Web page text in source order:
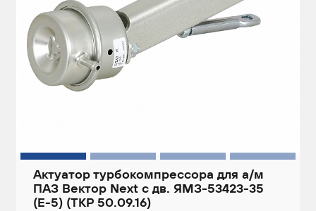
Актуатор турбокомпрессора для а/м
ПАЗ Вектор Next с дв. ЯМЗ-53423-35
(E-5) (ТКР 50.09.16)